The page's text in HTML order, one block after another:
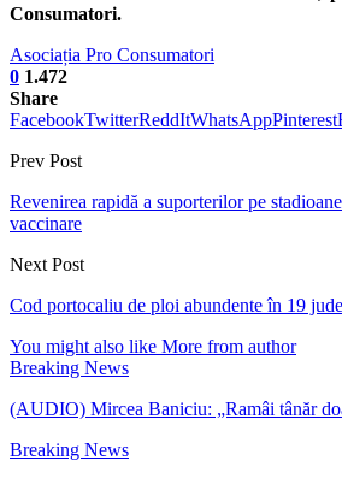
Consumatori.
Asociația Pro Consumatori
0 1.472
Share
FacebookTwitterReddItWhatsAppPinterest
Prev Post
Revenirea rapidă a suporterilor pe
vaccinare
Next Post
Cod portocaliu de ploi abundente în 19
You might also like More from author
Breaking News
(AUDIO) Mircea Baniciu: „Ramâi tânăr
Breaking News